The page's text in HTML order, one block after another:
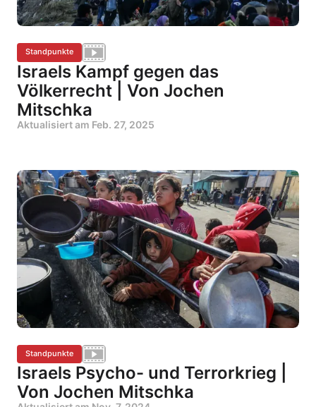
Standpunkte
Israels Kampf gegen das
Völkerrecht | Von Jochen
Mitschka
Aktualisiert am Feb. 27, 2025
Standpunkte
Israels Psycho- und Terrorkrieg |
Von Jochen Mitschka